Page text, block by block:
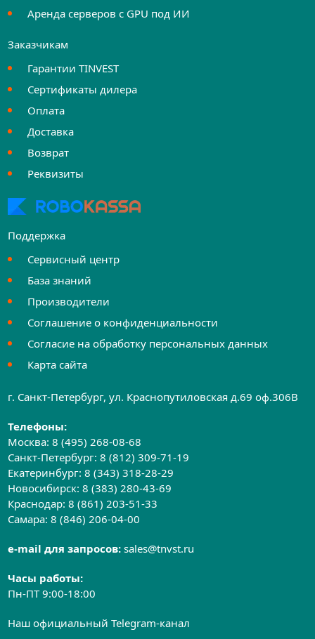
Аренда серверов с GPU под ИИ
Заказчикам
Гарантии TINVEST
Сертификаты дилера
Оплата
Доставка
Возврат
Реквизиты
Поддержка
Сервисный центр
База знаний
Производители
Соглашение о конфиденциальности
Согласие на обработку персональных данных
Карта сайта
г. Санкт-Петербург, ул. Краснопутиловская д.69 оф.306B
Телефоны:
Москва:8 (495) 268-08-68
Санкт-Петербург:8 (812) 309-71-19
Екатеринбург:8 (343) 318-28-29
Новосибирск:8 (383) 280-43-69
Краснодар:8 (861) 203-51-33
Самара:8 (846) 206-04-00
e-mail для запросов:sales@tnvst.ru
Часы работы:
Пн-ПТ 9:00-18:00
Наш официальный Telegram-канал